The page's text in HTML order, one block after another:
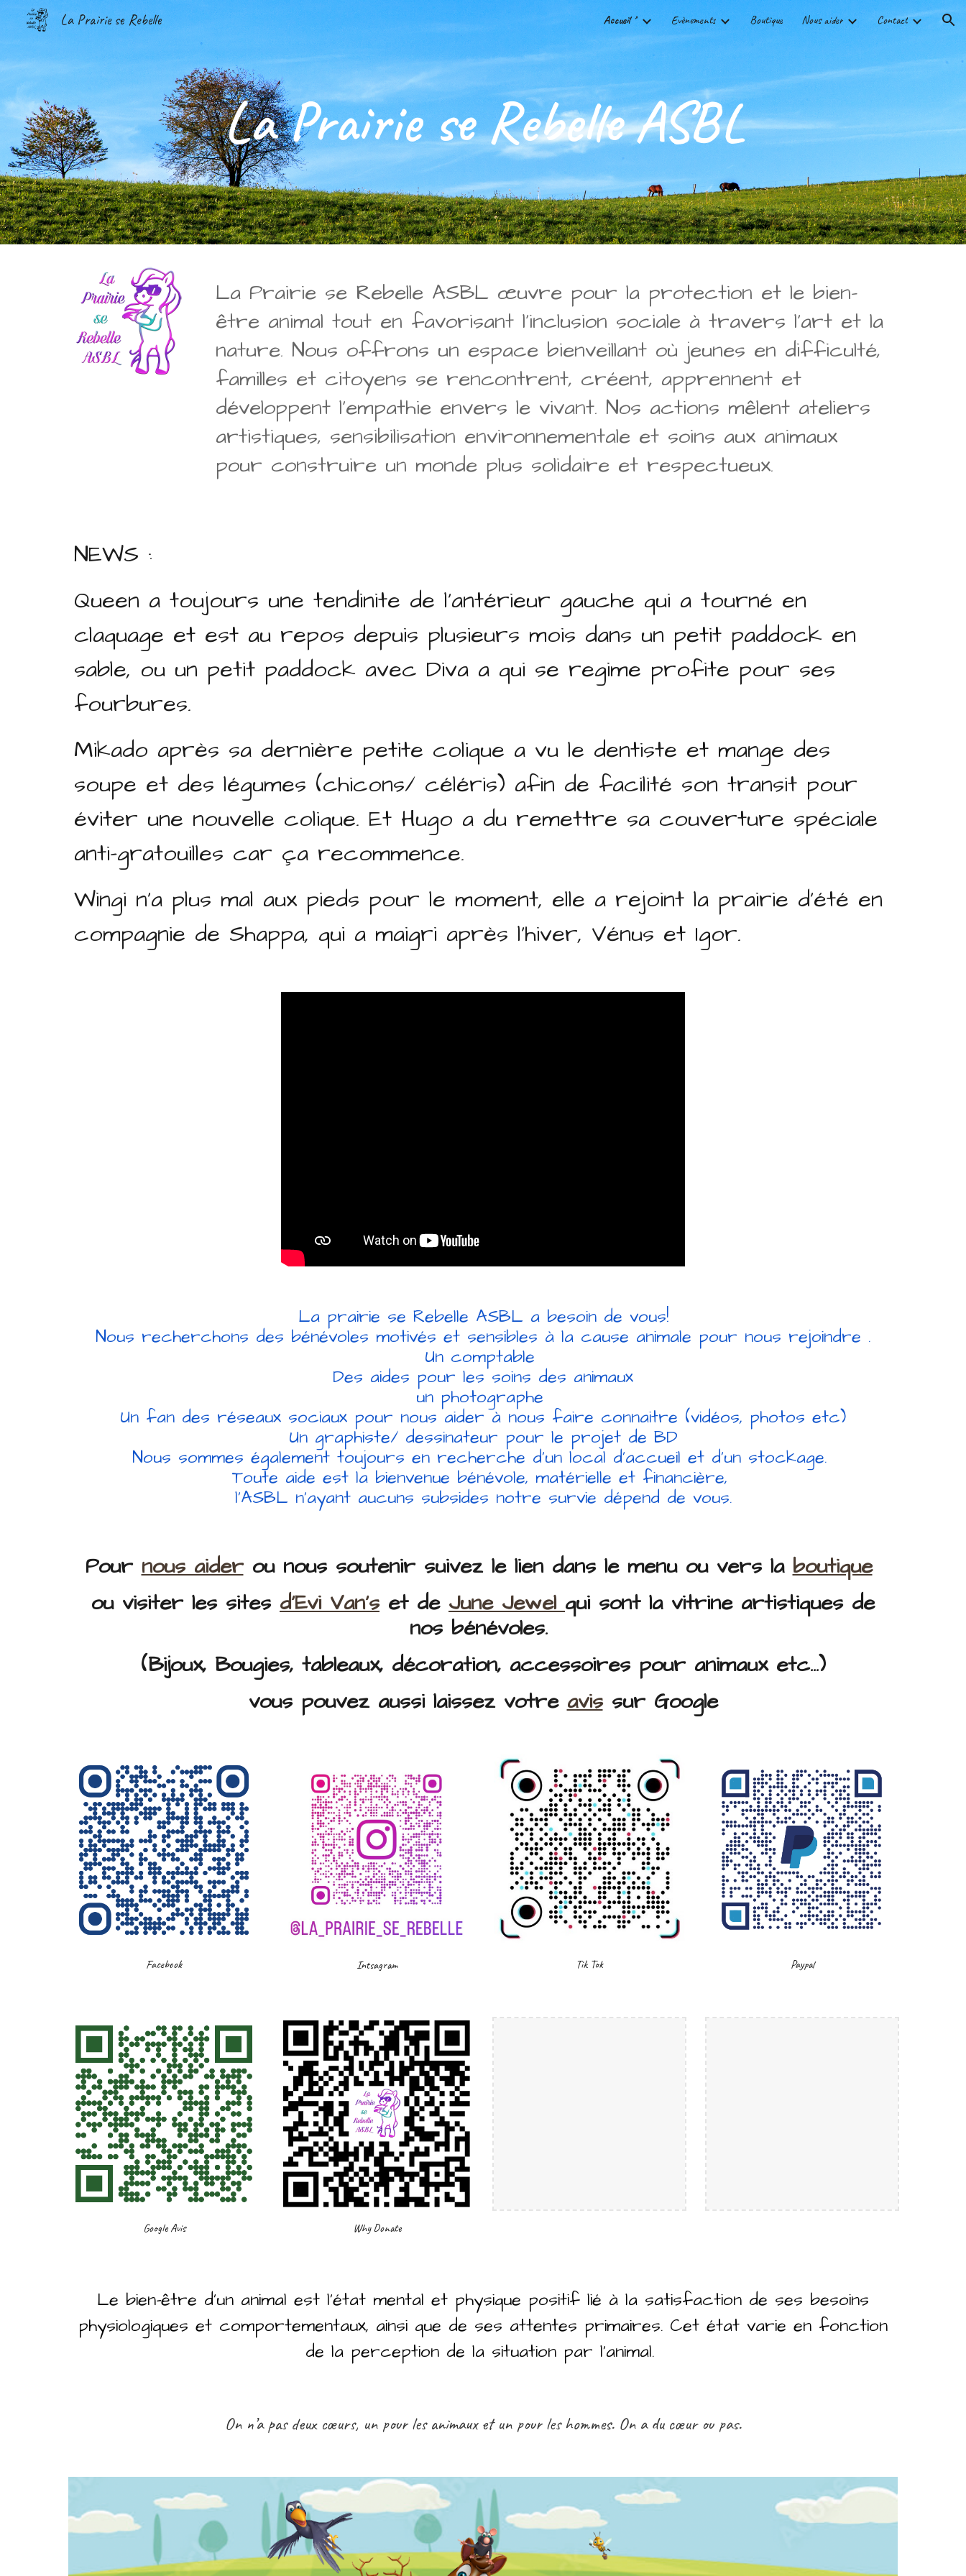
Skip to main content Skip to navigation
La Prairie se Rebelle Accueil * Evènements Boutique Nous aider Contact
La Prairie se Rebelle ASBL
La Prairie se Rebelle ASBL œuvre pour la protection et le bien-
être animal tout en favorisant l’inclusion sociale à travers l’art et la
nature. Nous offrons un espace bienveillant où jeunes en difficulté,
familles et citoyens se rencontrent, créent, apprennent et
développent l’empathie envers le vivant. Nos actions mêlent ateliers
artistiques, sensibilisation environnementale et soins aux animaux
pour construire un monde plus solidaire et respectueux.
NEWS :
Queen a toujours une tendinite de l'antérieur gauche qui a tourné en
claquage et est au repos depuis plusieurs mois dans un petit paddock en
sable, ou un petit paddock avec Diva a qui se regime profite pour ses
fourbures.
Mikado après sa dernière petite colique a vu le dentiste et mange des
soupe et des légumes (chicons/ céléris) afin de facilité son transit pour
éviter une nouvelle colique. Et Hugo a du remettre sa couverture spéciale
anti-gratouilles car ça recommence.
Wingi n'a plus mal aux pieds pour le moment, elle a rejoint la prairie d'été en
compagnie de Shappa, qui a maigri après l'hiver, Vénus et Igor.
La prairie se Rebelle ASBL a besoin de vous!
Nous recherchons des bénévoles motivés et sensibles à la cause animale pour nous rejoindre .
Un comptable
Des aides pour les soins des animaux
un photographe
Un fan des réseaux sociaux pour nous aider à nous faire connaitre (vidéos, photos etc)
Un graphiste/ dessinateur pour le projet de BD
Nous sommes également toujours en recherche d’un local d’accueil et d’un stockage.
Toute aide est la bienvenue bénévole, matérielle et financière,
l’ASBL n’ayant aucuns subsides notre survie dépend de vous.
Pournous aiderou nous soutenir suivez le lien dans le menu ou vers laboutique
ou visiter les sites d'Evi Van's et de June Jewelqui sont la vitrine artistiques de
nos bénévoles.
(Bijoux, Bougies, tableaux, décoration, accessoires pour animaux etc...)
vous pouvez aussi laissez votreavissur Google
Facebook Intsagram Tik Tok Paypal
Google Avis Why Donate
Le bien-être d’un animal est l’état mental et physique positif lié à la satisfaction de ses besoins
physiologiques et comportementaux, ainsi que de ses attentes primaires. Cet état varie en fonction
de la perception de la situation par l’animal.
On n’a pas deux cœurs, un pour les animaux et un pour leshommes. On a ducœur ou pas.